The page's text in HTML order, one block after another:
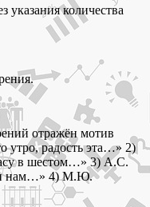
указания количества
отражён мотив
утро, радость эта…» 2)
в шестом…» 3) А.С.
нам…» 4) М.Ю.